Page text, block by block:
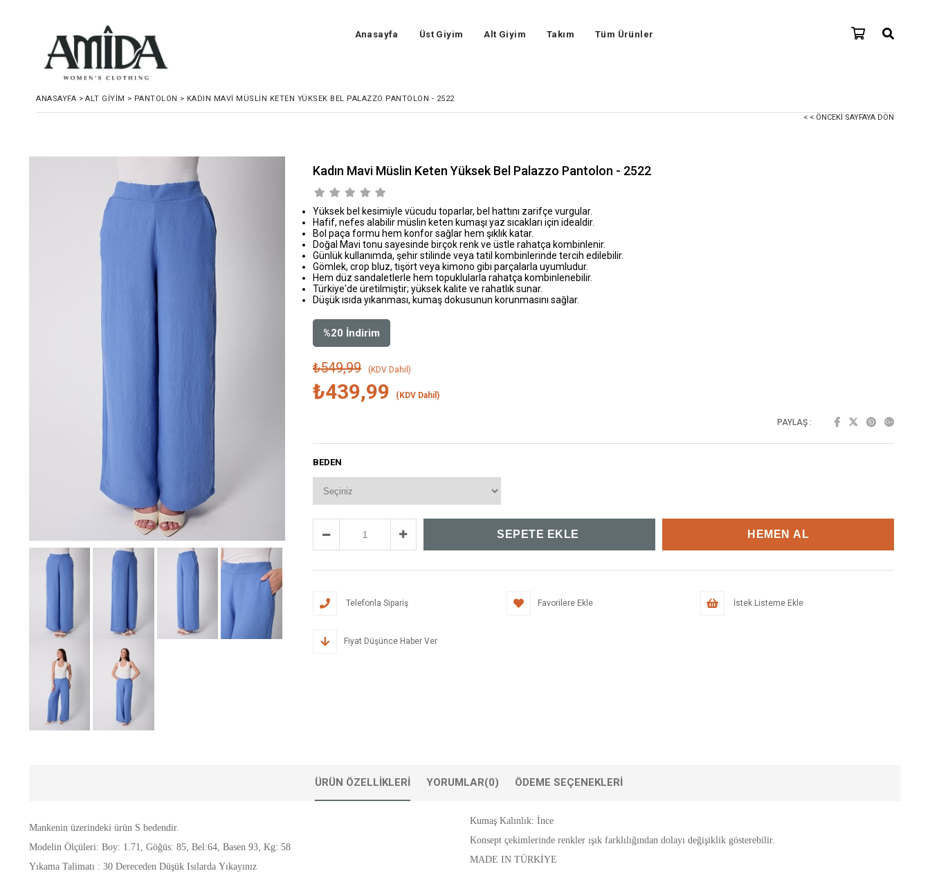
Anasayfa Üst Giyim Alt Giyim Takım Tüm Ürünler
ANASAYFA > ALT GIYIM > PANTOLON > KADIN MAVI MÜSLIN KETEN YÜKSEK BEL PALAZZO PANTOLON - 2522
< < ÖNCEKI SAYFAYA DÖN
Kadın Mavi Müslin Keten Yüksek Bel Palazzo Pantolon - 2522
Yüksek bel kesimiyle vücudu toparlar, bel hattını zarifçe vurgular.
Hafif, nefes alabilir müslin keten kumaşı yaz sıcakları için idealdir.
Bol paça formu hem konfor sağlar hem şıklık katar.
Doğal Mavi tonu sayesinde birçok renk ve üstle rahatça kombinlenir.
Günlük kullanımda, şehir stilinde veya tatil kombinlerinde tercih edilebilir.
Gömlek, crop bluz, tişört veya kimono gibi parçalarla uyumludur.
Hem düz sandaletlerle hem topuklularla rahatça kombinlenebilir.
Türkiye'de üretilmiştir; yüksek kalite ve rahatlık sunar.
Düşük ısıda yıkanması, kumaş dokusunun korunmasını sağlar.
%20 İndirim
₺549,99 (KDV Dahil)
₺439,99 (KDV Dahil)
PAYLAŞ :
BEDEN
Telefonla Sipariş Favorilere Ekle İstek Listeme Ekle
Fiyat Düşünce Haber Ver
ÜRÜN ÖZELLIKLERI YORUMLAR(0) ÖDEME SEÇENEKLERI
Mankenin üzerindeki ürün S bedendir.
Modelin Ölçüleri: Boy: 1.71, Göğüs: 85, Bel:64, Basen 93, Kg: 58
Yıkama Talimatı : 30 Dereceden Düşük Isılarda Yıkayınız
Kumaş Kalınlık: İnce
Konsept çekimlerinde renkler ışık farklılığından dolayı değişiklik gösterebilir.
MADE IN TÜRKİYE